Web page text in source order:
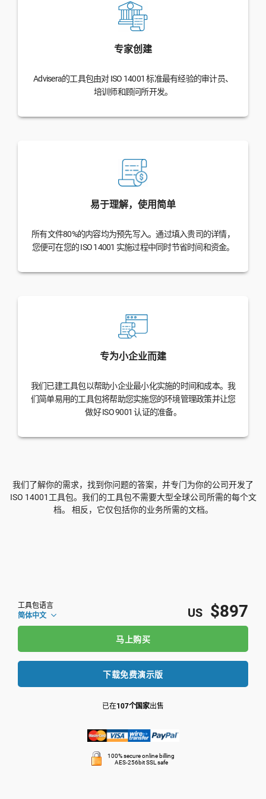
专家创建
Advisera的工具包由对 ISO 14001 标准最有经验的审计员、
培训师和顾问所开发。
易于理解，使用简单
所有文件80%的内容均为预先写入。通过填入贵司的详情，
您便可在您的 ISO 14001 实施过程中同时节省时间和资金。
专为小企业而建
我们已建工具包以帮助小企业最小化实施的时间和成本。我
们简单易用的工具包将帮助您实施您的环境管理政策并让您
做好 ISO 9001 认证的准备。
我们了解你的需求，找到你问题的答案，并专门为你的公司开发了
ISO 14001工具包。我们的工具包不需要大型全球公司所需的每个文
档。 相反，它仅包括你的业务所需的文档。
工具包语言
简体中文
US $897
马上购买
下载免费演示版
已在107个国家出售
100% secure online billing
AES-256bit SSL safe